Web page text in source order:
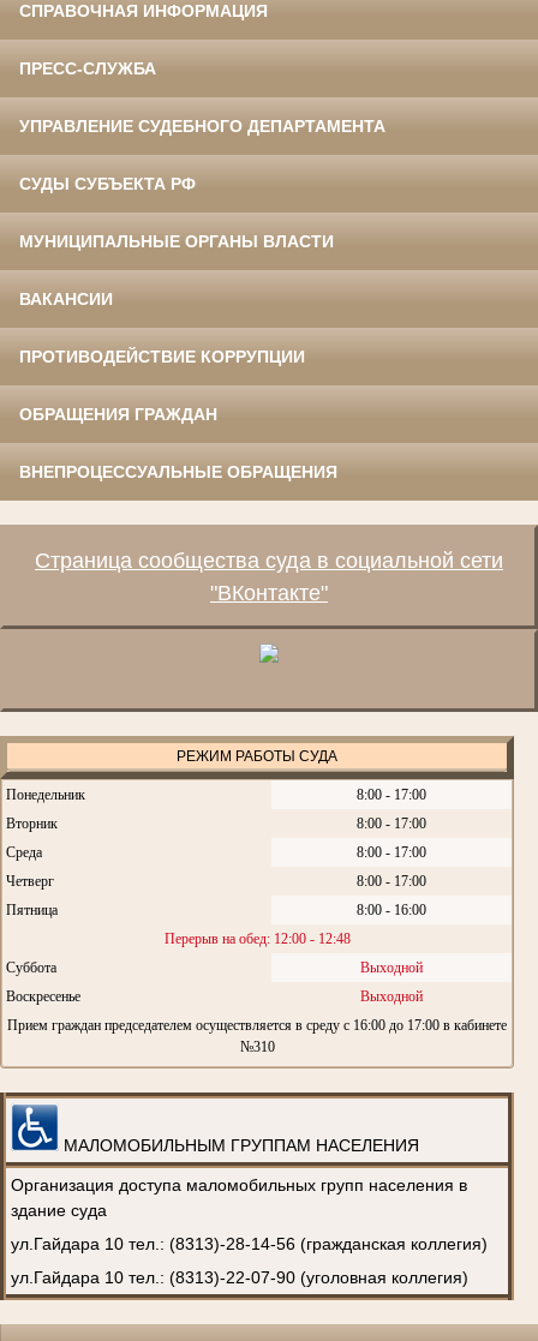
СПРАВОЧНАЯ ИНФОРМАЦИЯ
ПРЕСС-СЛУЖБА
УПРАВЛЕНИЕ СУДЕБНОГО ДЕПАРТАМЕНТА
СУДЫ СУБЪЕКТА РФ
МУНИЦИПАЛЬНЫЕ ОРГАНЫ ВЛАСТИ
ВАКАНСИИ
ПРОТИВОДЕЙСТВИЕ КОРРУПЦИИ
ОБРАЩЕНИЯ ГРАЖДАН
ВНЕПРОЦЕССУАЛЬНЫЕ ОБРАЩЕНИЯ
Страница сообщества суда в социальной сети
"ВКонтакте"
РЕЖИМ РАБОТЫ СУДА
Понедельник
8:00 - 17:00
Вторник
8:00 - 17:00
Среда
8:00 - 17:00
Четверг
8:00 - 17:00
Пятница
8:00 - 16:00
Перерыв на обед: 12:00 - 12:48
Суббота
Выходной
Воскресенье
Выходной
Прием граждан председателем осуществляется в среду с 16:00 до 17:00 в кабинете
№310
МАЛОМОБИЛЬНЫМ ГРУППАМ НАСЕЛЕНИЯ
Организация доступа маломобильных групп населения в
здание суда
ул.Гайдара 10 тел.: (8313)-28-14-56 (гражданская коллегия)
ул.Гайдара 10 тел.: (8313)-22-07-90 (уголовная коллегия)